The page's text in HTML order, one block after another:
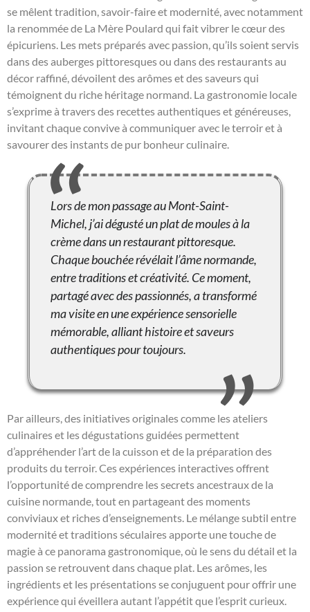
se mêlent tradition, savoir-faire et modernité, avec notamment
la renommée de La Mère Poulard qui fait vibrer le cœur des
épicuriens. Les mets préparés avec passion, qu’ils soient servis
dans des auberges pittoresques ou dans des restaurants au
décor raffiné, dévoilent des arômes et des saveurs qui
témoignent du riche héritage normand. La gastronomie locale
s’exprime à travers des recettes authentiques et généreuses,
invitant chaque convive à communiquer avec le terroir et à
savourer des instants de pur bonheur culinaire.
Lors de mon passage au Mont-Saint-
Michel, j’ai dégusté un plat de moules à la
crème dans un restaurant pittoresque.
Chaque bouchée révélait l’âme normande,
entre traditions et créativité. Ce moment,
partagé avec des passionnés, a transformé
ma visite en une expérience sensorielle
mémorable, alliant histoire et saveurs
authentiques pour toujours.
Par ailleurs, des initiatives originales comme les ateliers
culinaires et les dégustations guidées permettent
d’appréhender l’art de la cuisson et de la préparation des
produits du terroir. Ces expériences interactives offrent
l’opportunité de comprendre les secrets ancestraux de la
cuisine normande, tout en partageant des moments
conviviaux et riches d’enseignements. Le mélange subtil entre
modernité et traditions séculaires apporte une touche de
magie à ce panorama gastronomique, où le sens du détail et la
passion se retrouvent dans chaque plat. Les arômes, les
ingrédients et les présentations se conjuguent pour offrir une
expérience qui éveillera autant l’appétit que l’esprit curieux.